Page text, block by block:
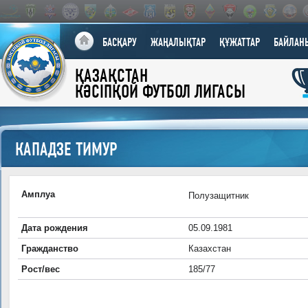
БАСҚАРУ ЖАҢАЛЫҚТАР ҚҰЖАТТАР
ҚАЗАҚСТАН
КӘСІПҚОЙ ФУТБОЛ ЛИГАСЫ
КАПАДЗЕ ТИМУР
Амплуа Полузащитник
Дата рождения
05.09.1981
Гражданство
Казахстан
Рост/вес
185/77